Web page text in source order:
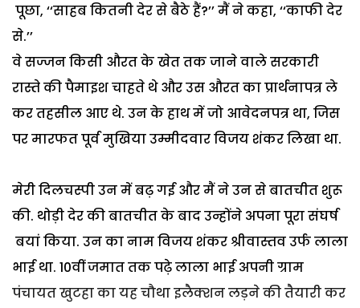
पूछा, ‘‘साहबकितनीदेरसेबैठेहैं?’’मैंनेकहा, ‘‘काफीदेर
से.’’
वेसज्जनकिसी औरतकेखेततकजानेवालेसरकारी
रास्तेकीपैमाइशचाहते थे औरउस औरतकाप्रार्थनापत्रले
करतहसील आए थे. उनकेहाथमेंजो आवेदनपत्र था, जिस
परमारफतपूर्वमुखियाउम्मीदवारविजय शंकरलिखा था.
मेरीदिलचस्पीउनमेंबढ़गई औरमैंनेउनसेबातचीत शुरू
की. थोड़ीदेरकीबातचीतकेबादउन्होंने अपनापूरासंघर्ष
बयांकिया. उनकानामविजय शंकरश्रीवास्तवउर्फलाला
भाई था. 10वींजमाततकपढ़ेलाला भाई अपनीग्राम
पंचायतखुटहाकायहचौथाइलैक्शनलड़नेकीतैयारीकर